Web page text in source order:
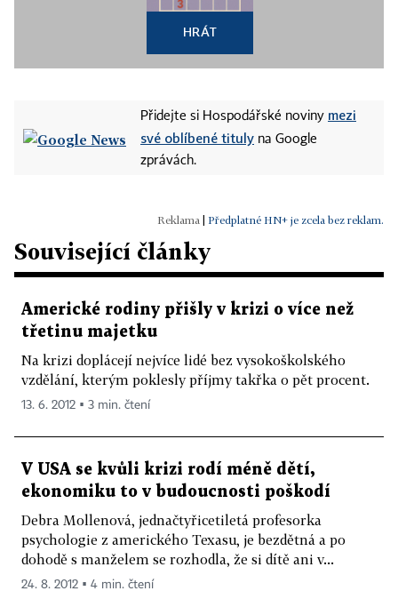
HRÁT
Přidejte si Hospodářské noviny mezi
své oblíbené tituly na Google
zprávách.
Předplatné HN+ je zcela bez reklam.
Související články
Americké rodiny přišly v krizi o více než
třetinu majetku
Na krizi doplácejí nejvíce lidé bez vysokoškolského
vzdělání, kterým poklesly příjmy takřka o pět procent.
13. 6. 2012 ▪ 3 min. čtení
V USA se kvůli krizi rodí méně dětí,
ekonomiku to v budoucnosti poškodí
Debra Mollenová, jednačtyřicetiletá profesorka
psychologie z amerického Texasu, je bezdětná a po
dohodě s manželem se rozhodla, že si dítě ani v...
24. 8. 2012 ▪ 4 min. čtení